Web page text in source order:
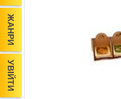
ЖАНРИ
УВІЙТИ